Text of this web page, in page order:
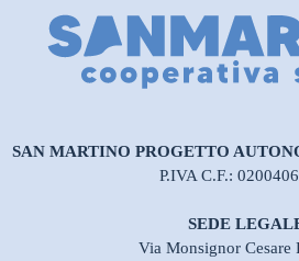
SAN MARTINO PROGETTO
P.IVA C.F.:
SEDE
Via Monsignor Cesare